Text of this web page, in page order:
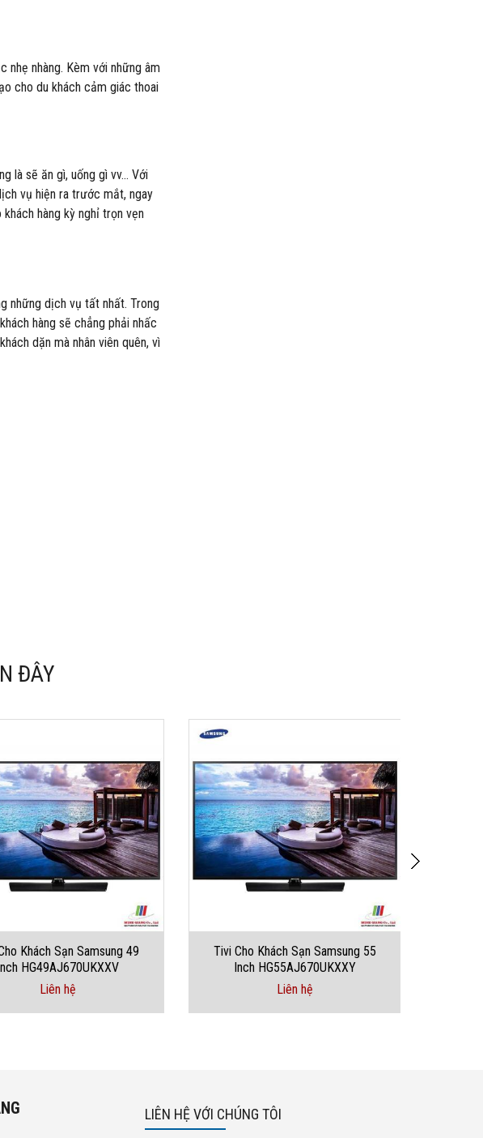
nhàng. Kèm với những âm
cho du khách cảm giác thoai
là sẽ ăn gì, uống gì vv… Với
vụ hiện ra trước mắt, ngay
hàng kỳ nghỉ trọn vẹn
những dịch vụ tất nhất. Trong
hàng sẽ chẳng phải nhấc
dặn mà nhân viên quên, vì
ĐÂY
Khách Sạn Samsung 49
HG49AJ670UKXXV
Liên hệ
Tivi Cho Khách Sạn Samsung 55
Inch HG55AJ670UKXXY
Liên hệ
LIÊN HỆ VỚI CHÚNG TÔI